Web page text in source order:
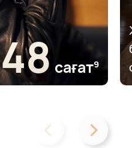
48сағат⁠9